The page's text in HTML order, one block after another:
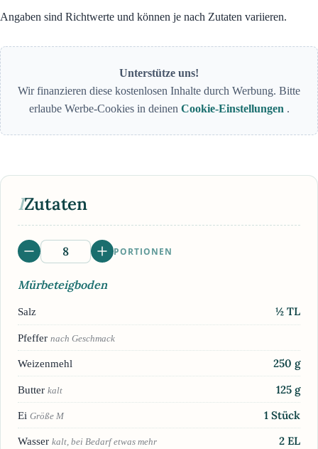
Angaben sind Richtwerte und können je nach Zutaten variieren.
Unterstütze uns!
Wir finanzieren diese kostenlosen Inhalte durch Werbung. Bitte
erlaube Werbe-Cookies in deinen Cookie-Einstellungen .
IZutaten
PORTIONEN
Mürbeteigboden
Salz ½ TL
Pfeffer nach Geschmack
Weizenmehl 250 g
Butter kalt 125 g
Ei Größe M 1 Stück
Wasser kalt, bei Bedarf etwas mehr 2 EL